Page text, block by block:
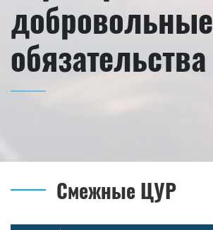
добровольные
обязательства
Смежные ЦУР